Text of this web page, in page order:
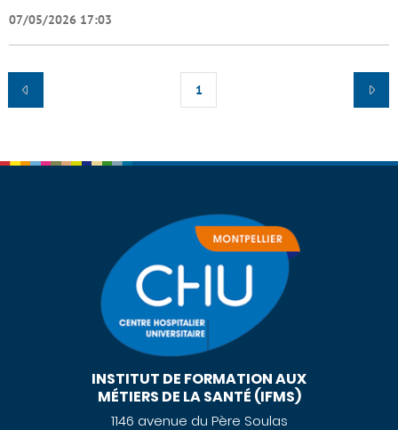
07/05/2026 17:03
1
INSTITUT DE FORMATION AUX
MÉTIERS DE LA SANTÉ (IFMS)
1146 avenue du Père Soulas